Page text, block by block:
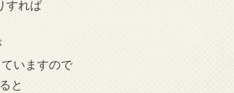
すれば
いますので
と